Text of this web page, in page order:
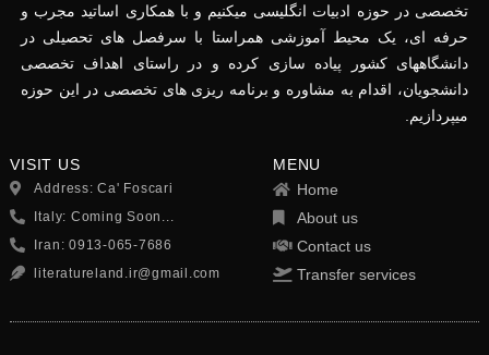
تخصصی در حوزه ادبیات انگلیسی میکنیم و با همکاری اساتید مجرب و
حرفه ای، یک محیط آموزشی همراستا با سرفصل های تحصیلی در
دانشگاههای کشور پیاده سازی کرده و در راستای اهداف تخصصی
دانشجویان، اقدام به مشاوره و برنامه ریزی های تخصصی در این حوزه
میپردازیم.
MENU
Home
About us
Contact us
Transfer services
VISIT US
Address: Ca' Foscari
Italy: Coming Soon...
Iran: 0913-065-7686
literatureland.ir@gmail.com